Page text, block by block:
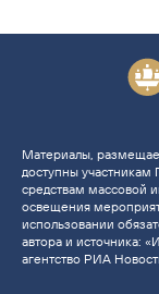
Материалы,
доступны
средствам массовой
освещения
использовании
автора и источника:
агентство РИА